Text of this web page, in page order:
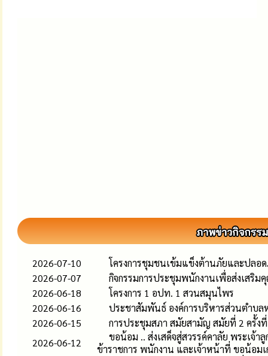
2026-07-10
โครงการชุมชนเข้มแข็งต้านภัยและปลอ
2026-07-07
กิจกรรมการประชุมพนักงานเพื่อส่งเสริ
2026-06-18
โครงการ 1 อปท. 1 สวนสมุนไพร
2026-06-16
ประชาสัมพันธ์ องค์การบริหารส่วนตำบ
2026-06-15
การประชุมสภา สมัยสามัญ สมัยที่ 2 ครั้ง
2026-06-12
ขอน้อม .. ส่งเสด็จสู่สวรรค์คาลัย พระเจ้
ข้าราชการ พนักงาน และเจ้าหน้าที่ ขอน้อมเ